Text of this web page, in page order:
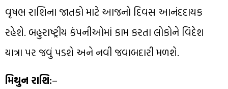
વૃષભ રાશિના જાતકો માટે આજનો દિવસ આનંદદાયક
રહેશે. બહુરાષ્ટ્રીય કંપનીઓમાં કામ કરતા લોકોને વિદેશ
યાત્રા પર જવું પડશે અને નવી જવાબદારી મળશે.
મિથુન રાશિ:–